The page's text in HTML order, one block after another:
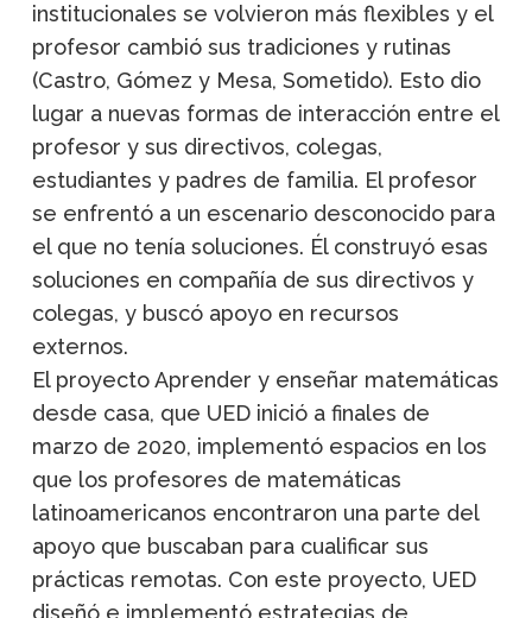
institucionales se volvieron más flexibles y el
profesor cambió sus tradiciones y rutinas
(Castro, Gómez y Mesa, Sometido). Esto dio
lugar a nuevas formas de interacción entre el
profesor y sus directivos, colegas,
estudiantes y padres de familia. El profesor
se enfrentó a un escenario desconocido para
el que no tenía soluciones. Él construyó esas
soluciones en compañía de sus directivos y
colegas, y buscó apoyo en recursos
externos.
El proyecto Aprender y enseñar matemáticas
desde casa, que UED inició a finales de
marzo de 2020, implementó espacios en los
que los profesores de matemáticas
latinoamericanos encontraron una parte del
apoyo que buscaban para cualificar sus
prácticas remotas. Con este proyecto, UED